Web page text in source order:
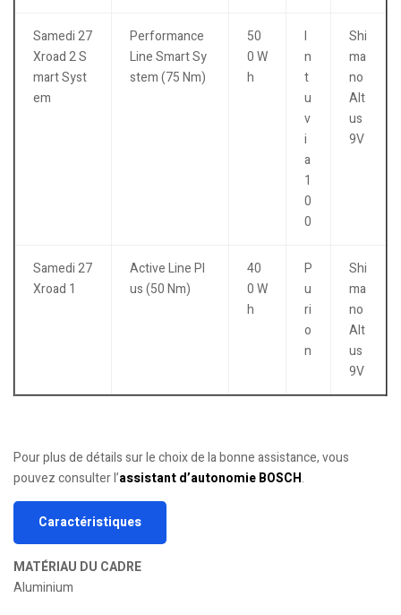
Samedi 27
Xroad 2 S
mart Syst
em
Performance
Line Smart Sy
stem (75 Nm)
50
0 W
h
I
n
t
u
v
i
a
1
0
0
Shi
ma
no
Alt
us
9V
Samedi 27
Xroad 1
Active Line Pl
us (50 Nm)
40
0 W
h
P
u
ri
o
n
Shi
ma
no
Alt
us
9V
Pour plus de détails sur le choix de la bonne assistance, vous
pouvez consulter l’assistant d’autonomie BOSCH.
Caractéristiques
MATÉRIAU DU CADRE
Aluminium